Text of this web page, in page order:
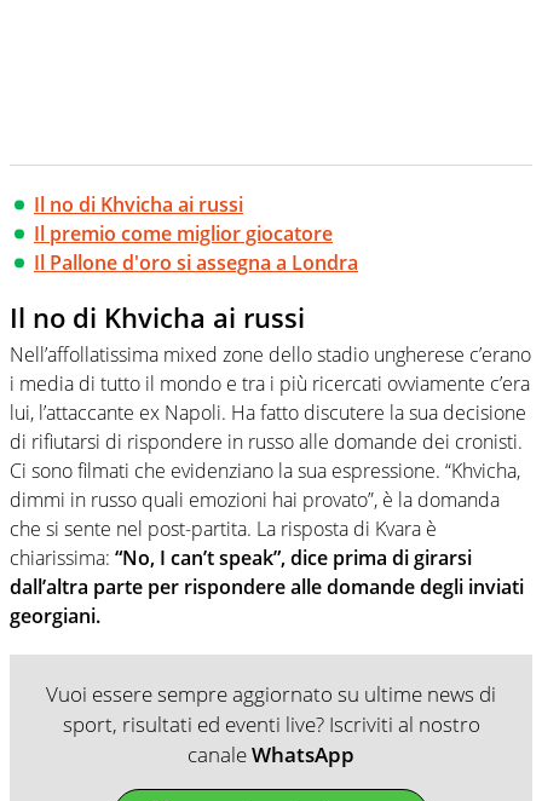
Il no di Khvicha ai russi
Il premio come miglior giocatore
Il Pallone d'oro si assegna a Londra
Il no di Khvicha ai russi
Nell’affollatissima mixed zone dello stadio ungherese c’erano
i media di tutto il mondo e tra i più ricercati ovviamente c’era
lui, l’attaccante ex Napoli. Ha fatto discutere la sua decisione
di rifiutarsi di rispondere in russo alle domande dei cronisti.
Ci sono filmati che evidenziano la sua espressione. “Khvicha,
dimmi in russo quali emozioni hai provato”, è la domanda
che si sente nel post-partita. La risposta di Kvara è
chiarissima: “No, I can’t speak”, dice prima di girarsi
dall’altra parte per rispondere alle domande degli inviati
georgiani.
Vuoi essere sempre aggiornato su ultime news di
sport, risultati ed eventi live? Iscriviti al nostro
canaleWhatsApp